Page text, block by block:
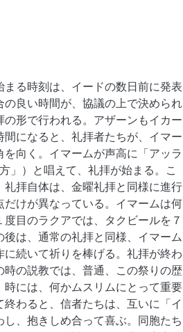
る時刻は、イードの数日前に発表
良い時間が、協議の上で決められ
形で行われる。アザーンもイカー
になると、礼拝者たちが、イマー
向く。イマームが声高に「アッラ
」）と唱えて、礼拝が始まる。こ
拝自体は、金曜礼拝と同様に進行
けが異なっている。イマームは何
目のラクアでは、タクビールを７
は、通常の礼拝と同様、イマーム
続いて祈りを棒げる。礼拝が終わ
の説教では、普通、この祭りの歴
には、何かムスリムにとって重要
わると、信者たちは、互いに「イ
、抱きしめ合って喜ぶ。同胞たち